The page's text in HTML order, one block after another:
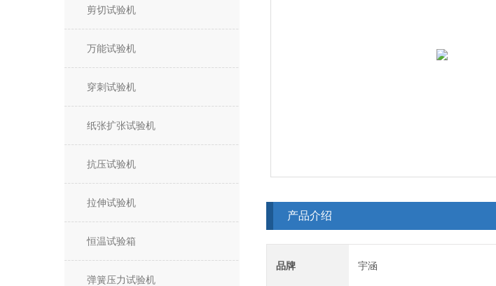
剪切试验机
万能试验机
穿刺试验机
纸张扩张试验机
抗压试验机
拉伸试验机
恒温试验箱
弹簧压力试验机
产品介绍
品牌 宇涵